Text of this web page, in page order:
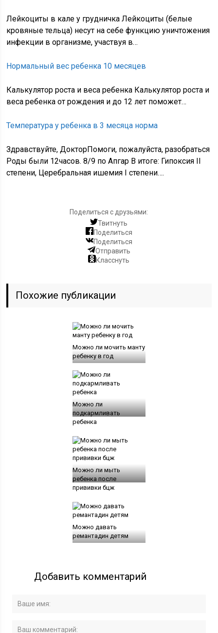
Лейкоциты в кале у грудничка Лейкоциты (белые
кровяные тельца) несут на себе функцию уничтожения
инфекции в организме, участвуя в…
Нормальный вес ребенка 10 месяцев
Калькулятор роста и веса ребенка Калькулятор роста и
веса ребенка от рождения и до 12 лет поможет…
Температура у ребенка в 3 месяца норма
Здравствуйте, ДокторПомоги, пожалуйста, разобраться
Роды были 12часов. 8/9 по Апгар В итоге: Гипоксия II
степени, Церебральная ишемия I степени….
Поделиться с друзьями:
Твитнуть
Поделиться
Поделиться
Отправить
Класснуть
Похожие публикации
Можно ли мочить манту
ребенку в год
Можно ли
подкармливать
ребенка
Можно ли мыть
ребенка после
прививки бцж
Можно давать
ремантадин детям
Добавить комментарий